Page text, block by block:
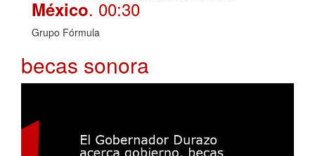
México. 00:30
Grupo Fórmula
becas sonora